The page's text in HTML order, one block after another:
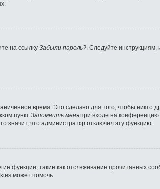
на ссылку Забыли пароль?. Следуйте инструкциям,
время. Это сделано для того, чтобы никто
пункт Запомнить меня при входе на
значит, что администратор отключил эту функцию.
функции, такие как отслеживание прочитанных
может помочь.